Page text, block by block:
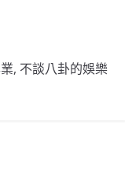
, 不談八卦的娛樂